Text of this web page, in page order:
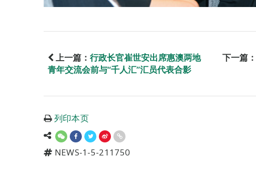
上一篇： 行政长官崔世安出席惠澳两地
青年交流会前与“千人汇”汇员代表合影
下一篇：
列印本页
NEWS-1-5-211750